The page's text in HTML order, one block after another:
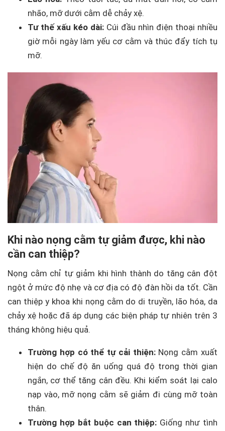
nhão, mỡ dưới cằm dễ chảy xệ.
Tư thế xấu kéo dài: Cúi đầu nhìn điện thoại nhiều
giờ mỗi ngày làm yếu cơ cằm và thúc đẩy tích tụ
mỡ.
Khi nào nọng cằm tự giảm được, khi nào
cần can thiệp?
Nọng cằm chỉ tự giảm khi hình thành do tăng cân đột
ngột ở mức độ nhẹ và cơ địa có độ đàn hồi da tốt. Cần
can thiệp y khoa khi nọng cằm do di truyền, lão hóa, da
chảy xệ hoặc đã áp dụng các biện pháp tự nhiên trên 3
tháng không hiệu quả.
Trường hợp có thể tự cải thiện:Nọng cằm xuất
hiện do chế độ ăn uống quá độ trong thời gian
ngắn, cơ thể tăng cân đều. Khi kiểm soát lại calo
nạp vào, mỡ nọng cằm sẽ giảm đi cùng mỡ toàn
thân.
Trường hợp bắt buộc can thiệp: Giống như tình